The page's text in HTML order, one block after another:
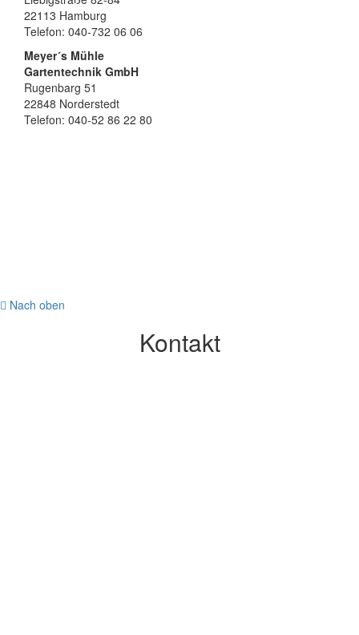
22113 Hamburg
Telefon: 040-732 06 06
Meyer´s Mühle
Gartentechnik GmbH
Rugenbarg 51
22848 Norderstedt
Telefon: 040-52 86 22 80
Nach oben
Kontakt